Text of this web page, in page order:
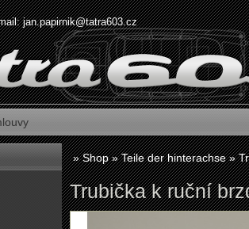
jan.papirnik@tatra603.cz
»Shop»Teile der hinterachse»
Trubička k ruční